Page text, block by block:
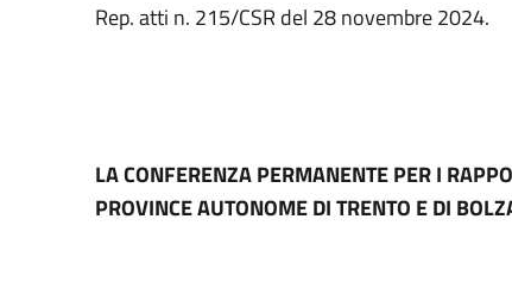
Rep. atti n. 215/CSR del 28 novembre 2024.
LA CONFERENZA PERMANENTE PER I
PROVINCE AUTONOME DI TRENTO E DI